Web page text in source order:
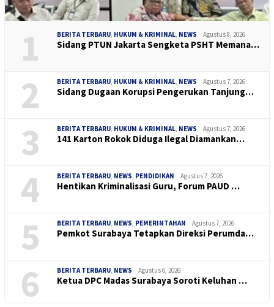
1 BERITA TERBARU, HUKUM & KRIMINAL, NEWS Agustus 8, 2026
Sidang PTUN Jakarta Sengketa PSHT Memana…
2 BERITA TERBARU, HUKUM & KRIMINAL, NEWS Agustus 7, 2026
Sidang Dugaan Korupsi Pengerukan Tanjung…
3 BERITA TERBARU, HUKUM & KRIMINAL, NEWS Agustus 7, 2026
141 Karton Rokok Diduga Ilegal Diamankan…
4 BERITA TERBARU, NEWS, PENDIDIKAN Agustus 7, 2026
Hentikan Kriminalisasi Guru, Forum PAUD …
5 BERITA TERBARU, NEWS, PEMERINTAHAN Agustus 7, 2026
Pemkot Surabaya Tetapkan Direksi Perumda…
6 BERITA TERBARU, NEWS Agustus 6, 2026
Ketua DPC Madas Surabaya Soroti Keluhan …